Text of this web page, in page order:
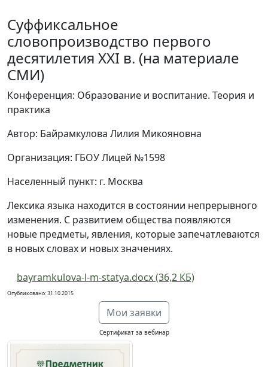
Суффиксальное
словопроизводство первого
десятилетия XXI в. (на материале
СМИ)
Конференция: Образование и воспитание. Теория и
практика
Автор: Байрамкулова Лилия Микояновна
Организация: ГБОУ Лицей №1598
Населенный пункт: г. Москва
Лексика языка находится в состоянии непрерывного
изменения. С развитием общества появляются
новые предметы, явления, которые запечатлеваются
в новых словах и новых значениях.
bayramkulova-l-m-statya.docx (36,2 КБ)
Опубликовано: 31.10.2015
Мои заявки
Сертификат за вебинар